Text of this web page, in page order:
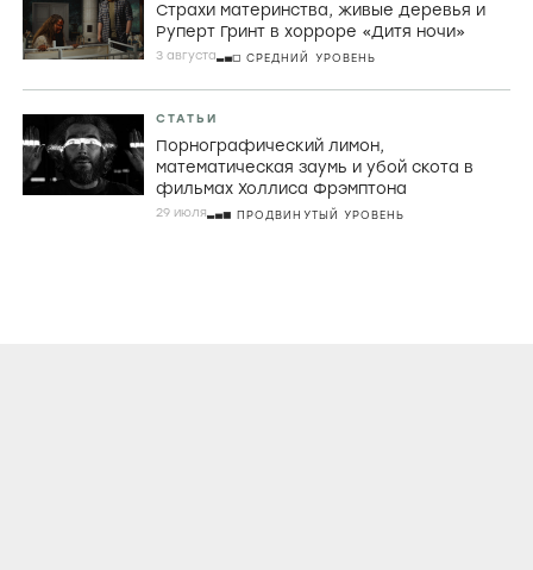
Страхи материнства, живые деревья и
Руперт Гринт в хорроре «Дитя ночи»
3 августа СРЕДНИЙ УРОВЕНЬ
СТАТЬИ
Порнографический лимон,
математическая заумь и убой скота в
фильмах Холлиса Фрэмптона
29 июля ПРОДВИНУТЫЙ УРОВЕНЬ